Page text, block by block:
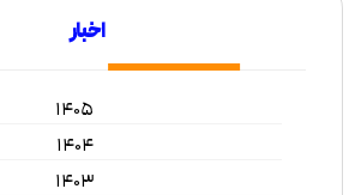
اخبار
۱۴۰۵
۱۴۰۴
۱۴۰۳